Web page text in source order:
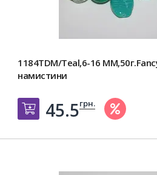
1184TDM/Teal,6-16
намистини
Добавить в корзину
45.5грн.